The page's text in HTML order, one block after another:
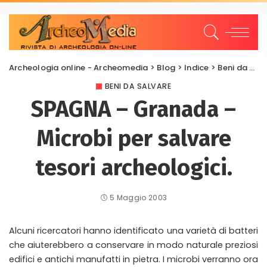
Archeologia online - Archeomedia > Blog > Indice > Beni da salvare
BENI DA SALVARE
SPAGNA – Granada –
Microbi per salvare
tesori archeologici.
5 Maggio 2003
Alcuni ricercatori hanno identificato una varietà di batteri
che aiuterebbero a conservare in modo naturale preziosi
edifici e antichi manufatti in pietra. I microbi verranno ora